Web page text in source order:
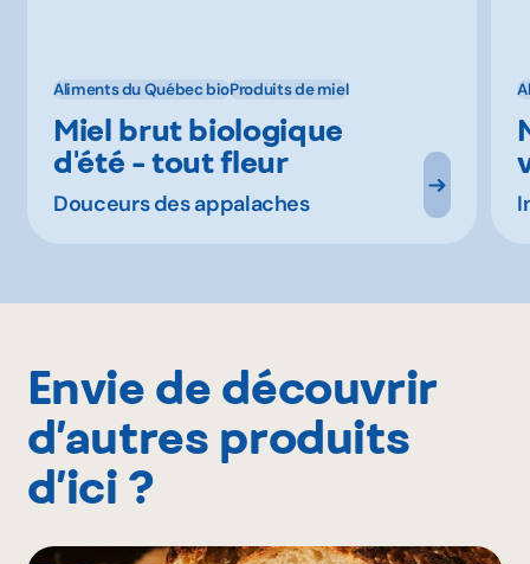
Aliments du Québec bioProduits de miel
Miel brut biologique
d'été - tout fleur
Douceurs des appalaches
Envie de découvrir
d’autres produits
d’ici ?